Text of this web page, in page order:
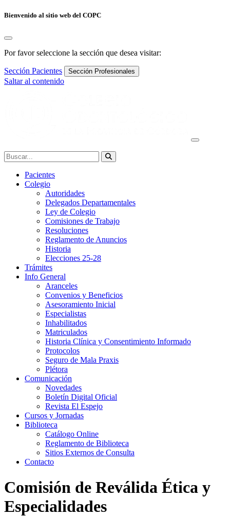
Bienvenido al sitio web del COPC
Por favor seleccione la sección que desea visitar:
Sección Pacientes Sección Profesionales
Saltar al contenido
Buscar:
Pacientes
Colegio
Autoridades
Delegados Departamentales
Ley de Colegio
Comisiones de Trabajo
Resoluciones
Reglamento de Anuncios
Historia
Elecciones 25-28
Trámites
Info General
Aranceles
Convenios y Beneficios
Asesoramiento Inicial
Especialistas
Inhabilitados
Matriculados
Historia Clínica y Consentimiento Informado
Protocolos
Seguro de Mala Praxis
Plétora
Comunicación
Novedades
Boletín Digital Oficial
Revista El Espejo
Cursos y Jornadas
Biblioteca
Catálogo Online
Reglamento de Biblioteca
Sitios Externos de Consulta
Contacto
Comisión de Reválida Ética y
Especialidades